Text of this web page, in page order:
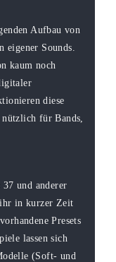
Aufbau von
eigener Sounds.
kaum noch
diese
nützlich für Bands,
und anderer
in kurzer Zeit
Presets
lassen sich
(Soft- und